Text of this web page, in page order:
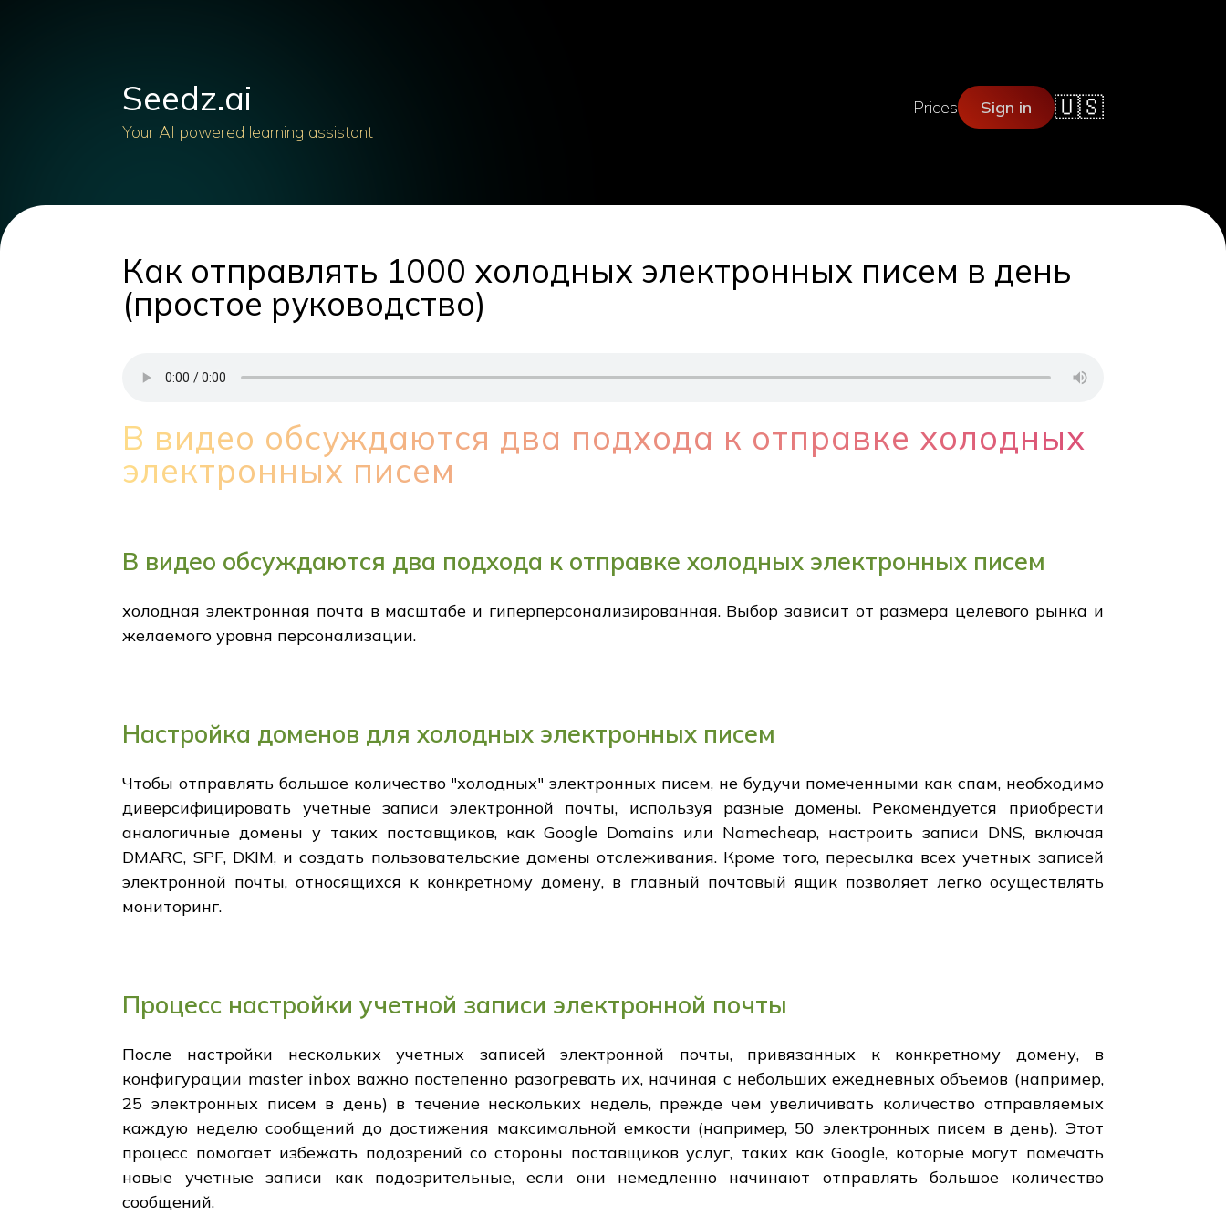
Seedz.ai
Your AI powered learning assistant
Prices Sign in 🇺🇸
Как отправлять 1000 холодных электронных писем в день
(простое руководство)
В видео обсуждаются два подхода к отправке холодных
электронных писем
В видео обсуждаются два подхода к отправке холодных электронных писем
холодная электронная почта в масштабе и гиперперсонализированная. Выбор зависит от размера целевого рынка и
желаемого уровня персонализации.
Настройка доменов для холодных электронных писем
Чтобы отправлять большое количество "холодных" электронных писем, не будучи помеченными как спам, необходимо
диверсифицировать учетные записи электронной почты, используя разные домены. Рекомендуется приобрести
аналогичные домены у таких поставщиков, как Google Domains или Namecheap, настроить записи DNS, включая
DMARC, SPF, DKIM, и создать пользовательские домены отслеживания. Кроме того, пересылка всех учетных записей
электронной почты, относящихся к конкретному домену, в главный почтовый ящик позволяет легко осуществлять
мониторинг.
Процесс настройки учетной записи электронной почты
После настройки нескольких учетных записей электронной почты, привязанных к конкретному домену, в
конфигурации master inbox важно постепенно разогревать их, начиная с небольших ежедневных объемов (например,
25 электронных писем в день) в течение нескольких недель, прежде чем увеличивать количество отправляемых
каждую неделю сообщений до достижения максимальной емкости (например, 50 электронных писем в день). Этот
процесс помогает избежать подозрений со стороны поставщиков услуг, таких как Google, которые могут помечать
новые учетные записи как подозрительные, если они немедленно начинают отправлять большое количество
сообщений.